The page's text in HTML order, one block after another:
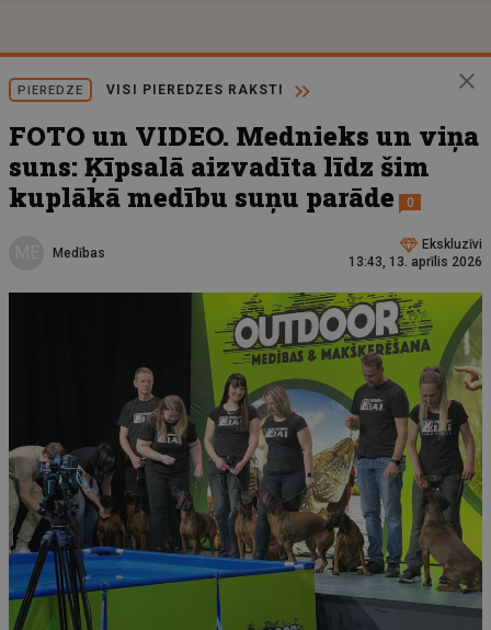
PIEREDZE VISI PIEREDZES RAKSTI
FOTO un VIDEO. Mednieks un viņa
suns: Ķīpsalā aizvadīta līdz šim
kuplākā medību suņu parāde
0
Medības
Ekskluzīvi
13:43, 13. aprīlis 2026